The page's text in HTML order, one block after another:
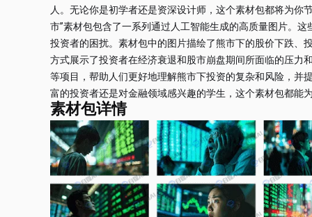
人。无论你是初学者还是资深设计师，这个素材包都将为你
市”素材包包含了一系列通过人工智能生成的高质量图片。
投资者的困扰。素材包中的图片描绘了熊市下的股价下跌、
方式展示了投资者在经济衰退和股市崩盘期间所面临的压力
等项目，帮助人们更好地理解熊市下投资的复杂和风险，并
素材包详情